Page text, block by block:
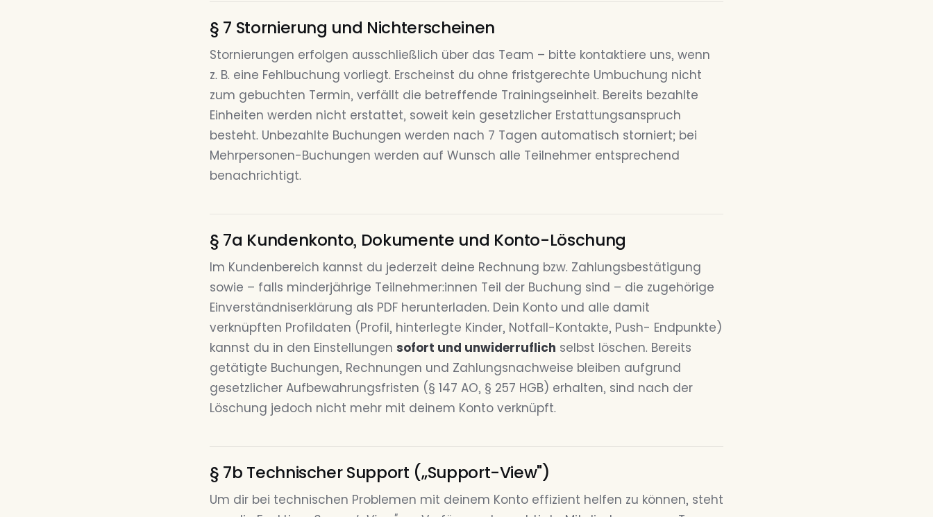
§ 7 Stornierung und Nichterscheinen
Stornierungen erfolgen ausschließlich über das Team – bitte kontaktiere uns, wenn
z. B. eine Fehlbuchung vorliegt. Erscheinst du ohne fristgerechte Umbuchung nicht
zum gebuchten Termin, verfällt die betreffende Trainingseinheit. Bereits bezahlte
Einheiten werden nicht erstattet, soweit kein gesetzlicher Erstattungsanspruch
besteht. Unbezahlte Buchungen werden nach 7 Tagen automatisch storniert; bei
Mehrpersonen-Buchungen werden auf Wunsch alle Teilnehmer entsprechend
benachrichtigt.
§ 7a Kundenkonto, Dokumente und Konto-Löschung
Im Kundenbereich kannst du jederzeit deine Rechnung bzw. Zahlungsbestätigung
sowie – falls minderjährige Teilnehmer:innen Teil der Buchung sind – die zugehörige
Einverständniserklärung als PDF herunterladen. Dein Konto und alle damit
verknüpften Profildaten (Profil, hinterlegte Kinder, Notfall-Kontakte, Push- Endpunkte)
kannst du in den Einstellungen sofort und unwiderruflich selbst löschen. Bereits
getätigte Buchungen, Rechnungen und Zahlungsnachweise bleiben aufgrund
gesetzlicher Aufbewahrungsfristen (§ 147 AO, § 257 HGB) erhalten, sind nach der
Löschung jedoch nicht mehr mit deinem Konto verknüpft.
§ 7b Technischer Support („Support-View")
Um dir bei technischen Problemen mit deinem Konto effizient helfen zu können, steht